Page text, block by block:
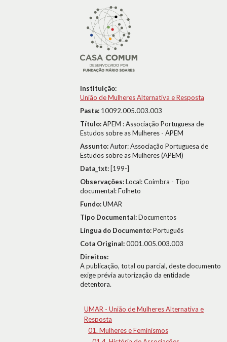
Instituição:
União de Mulheres Alternativa e Resposta
Pasta: 10092.005.003.003
Título:APEM : Associação Portuguesa de
Estudos sobre as Mulheres - APEM
Assunto:Autor: Associação Portuguesa de
Estudos sobre as Mulheres (APEM)
Data_txt: [199-]
Observações:Local: Coimbra - Tipo
documental: Folheto
Fundo:UMAR
Tipo Documental:Documentos
Língua do Documento:Português
Cota Original:0001.005.003.003
Direitos:
A publicação, total ou parcial, deste documento
exige prévia autorização da entidade
detentora.
UMAR - União de Mulheres Alternativa e
Resposta
01. Mulheres e Feminismos